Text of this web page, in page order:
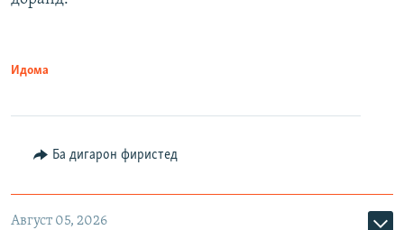
Идома
Ба дигарон фиристед
Август 05, 2026